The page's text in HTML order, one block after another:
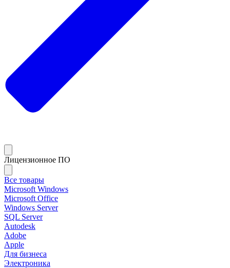
Лицензионное ПО
Все товары
Microsoft Windows
Microsoft Office
Windows Server
SQL Server
Autodesk
Adobe
Apple
Для бизнеса
Электроника